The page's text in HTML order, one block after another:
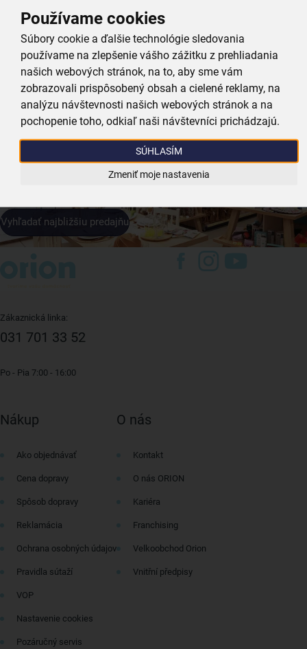
Používame cookies
Súbory cookie a ďalšie technológie sledovania
používame na zlepšenie vášho zážitku z prehliadania
našich webových stránok, na to, aby sme vám
zobrazovali prispôsobený obsah a cielené reklamy, na
analýzu návštevnosti našich webových stránok a na
pochopenie toho, odkiaľ naši návštevníci prichádzajú.
SÚHLASÍM
Zmeniť moje nastavenia
Váš e-mail
Prihlásiť sa k odberu
Predajne a výdajné
kúsok od vás
Vyhľadať najbližšiu predajňu
Zákaznická linka:
031 701 33 52
Po - Pia 7:00 - 16:00
Nákup
Ako objednávať
Cena dopravy
Spôsob dopravy
Reklamácia
Ochrana osobných údajov
Pravidla sútaží
VOP
Nastavenie cookies
Pozáručný servis
O nás
Kontakt
O nás ORION
Kariéra
Franchising
Velkoobchod Orion
Vnitřní předpisy